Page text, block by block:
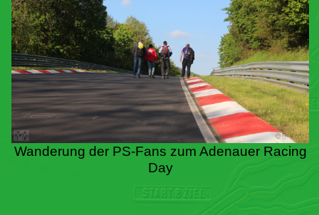
Wanderung der PS-Fans zum Adenauer Racing
Day